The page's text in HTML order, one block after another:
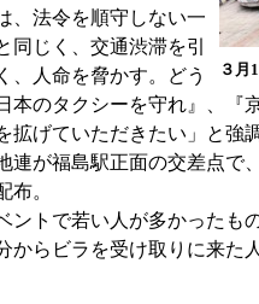
３月
、法令を順守しない一
同じく、交通渋滞を引
、人命を脅かす。どう
本のタクシーを守れ』、『
拡げていただきたい」と強
連が福島駅正面の交差点で
布。
トで若い人が多かったも
からビラを受け取りに来た